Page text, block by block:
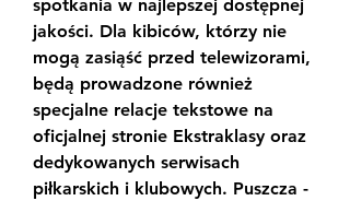
spotkania w najlepszej dostępnej
jakości. Dla kibiców, którzy nie
mogą zasiąść przed telewizorami,
będą prowadzone również
specjalne relacje tekstowe na
oficjalnej stronie Ekstraklasy oraz
dedykowanych serwisach
piłkarskich i klubowych. Puszcza -